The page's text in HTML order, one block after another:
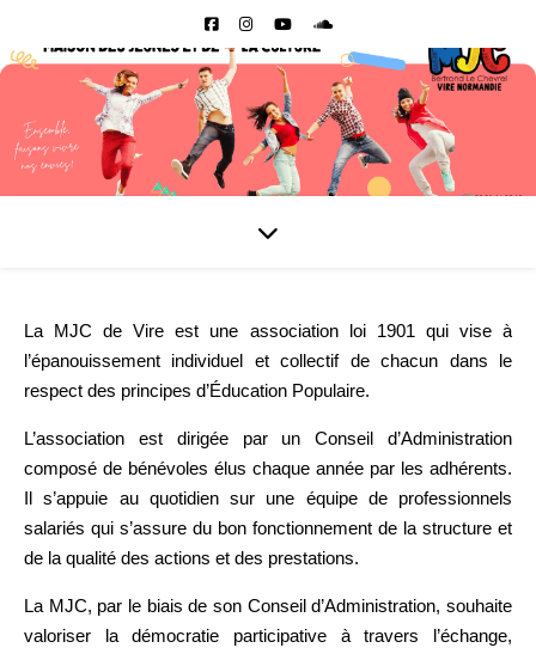
La MJC de Vire est une association loi 1901 qui vise à
l’épanouissement individuel et collectif de chacun dans le
respect des principes d’Éducation Populaire.
L’association est dirigée par un Conseil d’Administration
composé de bénévoles élus chaque année par les adhérents.
Il s’appuie au quotidien sur une équipe de professionnels
salariés qui s’assure du bon fonctionnement de la structure et
de la qualité des actions et des prestations.
La MJC, par le biais de son Conseil d’Administration, souhaite
valoriser la démocratie participative à travers l’échange,